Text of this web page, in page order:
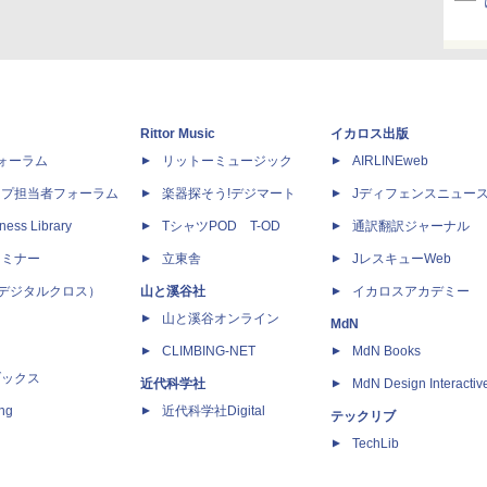
ーラム
担当者フォーラム
Library
ナー
ジタルクロス）
クス
Rittor Music
リットーミュージック
楽器探そう!デジマート
TシャツPOD T-OD
立東舎
山と溪谷社
山と溪谷オンライン
CLIMBING-NET
近代科学社
近代科学社Digital
イカロス出版
AIRLINEweb
Jディフェンスニュー
通訳翻訳ジャーナル
JレスキューWeb
イカロスアカデミー
MdN
MdN Books
MdN Design
テックリブ
TechLib